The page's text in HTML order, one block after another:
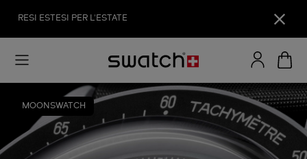
RESI ESTESI PER L'ESTATE
MOONSWATCH